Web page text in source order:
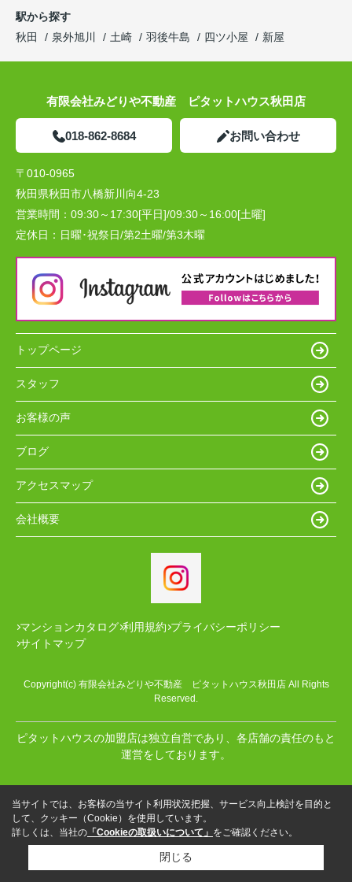
駅から探す
秋田
泉外旭川 土崎 羽後牛島 四ツ小屋 新屋
有限会社みどりや不動産 ピタットハウス秋田店
018-862-8684 お問い合わせ
〒010-0965
秋田県秋田市八橋新川向4-23
営業時間： 09:30～17:30[平日]/09:30～16:00[土曜]
定休日： 日曜･祝祭日/第2土曜/第3木曜
トップページ
スタッフ
お客様の声
ブログ
アクセスマップ
会社概要
マンションカタログ 利用規約 プライバシーポリシー
サイトマップ
Copyright(c) 有限会社みどりや不動産 ピタットハウス秋田店 All Rights
Reserved.
ピタットハウスの加盟店は独立自営であり、各店舗の責任のもと
運営をしております。
当サイトでは、お客様の当サイト利用状況把握、サービス向上検討を目的と
して、クッキー（Cookie）を使用しています。
詳しくは、当社の 「Cookieの取扱いについて」 をご確認ください。
閉じる